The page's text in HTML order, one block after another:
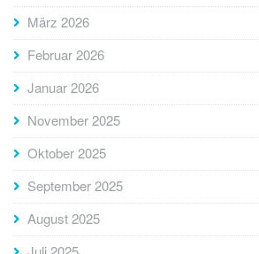
März 2026
Februar 2026
Januar 2026
November 2025
Oktober 2025
September 2025
August 2025